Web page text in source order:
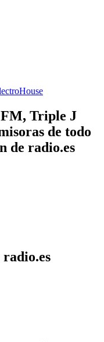
House
FM, Triple J
de todo
de radio.es